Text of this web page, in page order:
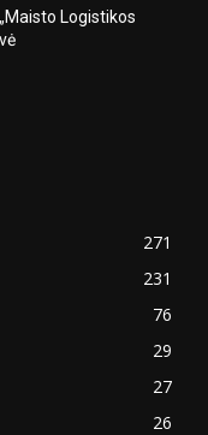
Logistikos
271
231
76
29
27
26